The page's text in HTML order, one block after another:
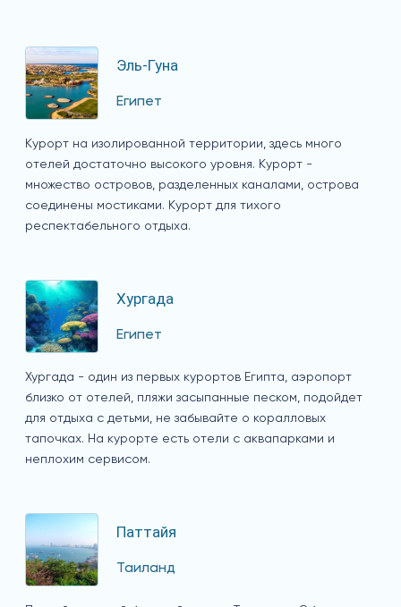
Эль-Гуна
Египет
Курорт на изолированной территории, здесь много
отелей достаточно высокого уровня. Курорт -
множество островов, разделенных каналами, острова
соединены мостиками. Курорт для тихого
респектабельного отдыха.
Хургада
Египет
Хургада - один из первых курортов Египта, аэропорт
близко от отелей, пляжи засыпанные песком, подойдет
для отдыха с детьми, не забывайте о коралловых
тапочках. На курорте есть отели с аквапарками и
неплохим сервисом.
Паттайя
Таиланд